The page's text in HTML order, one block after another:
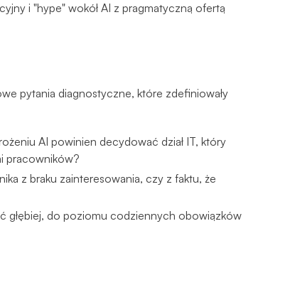
i "hype" wokół AI z pragmatyczną ofertą
pytania diagnostyczne, które zdefiniowały
AI powinien decydować dział IT, który
pracowników?
z braku zainteresowania, czy z faktu, że
głębiej, do poziomu codziennych obowiązków